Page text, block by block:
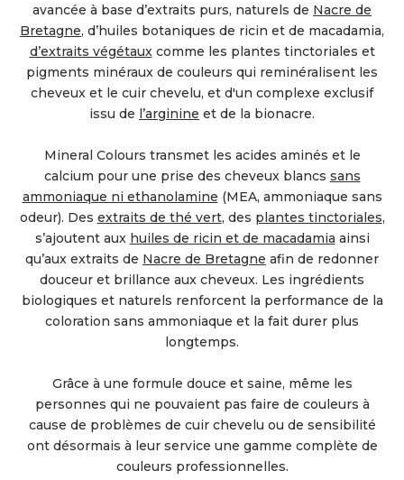
avancée à base d’extraits purs, naturels de Nacre de
Bretagne, d’huiles botaniques de ricin et de macadamia,
d’extraits végétauxcomme les plantes tinctoriales et
pigments minéraux de couleurs qui reminéralisent les
cheveux et le cuir chevelu, et d'un complexe exclusif
issu de l’arginine et de la bionacre.
Mineral Colours transmet les acides aminés et le
calcium pour une prise des cheveux blancs sans
ammoniaque ni ethanolamine (MEA, ammoniaque sans
odeur). Des extraits de thé vert, des plantes tinctoriales,
s’ajoutent aux huiles de ricin et de macadamia ainsi
qu’aux extraits de Nacre de Bretagne afin de redonner
douceur et brillance aux cheveux. Les ingrédients
biologiques et naturels renforcent la performance de la
coloration sans ammoniaque et la fait durer plus
longtemps.
Grâce à une formule douce et saine, même les
personnes qui ne pouvaient pas faire de couleurs à
cause de problèmes de cuir chevelu ou de sensibilité
ont désormais à leur service une gamme complète de
couleurs professionnelles.